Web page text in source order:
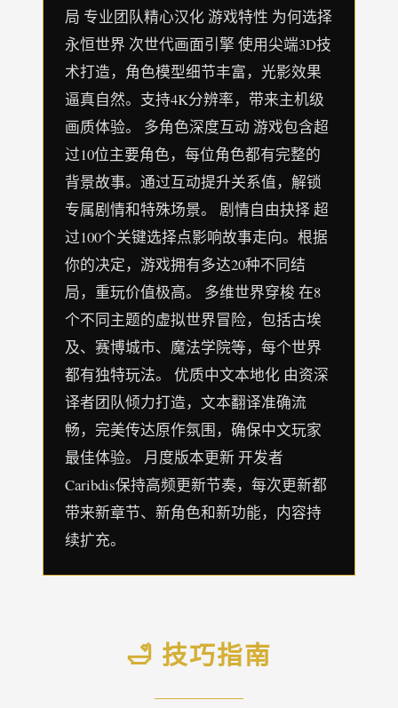
局 专业团队精心汉化 游戏特性 为何选择
永恒世界 次世代画面引擎 使用尖端3D技
术打造，角色模型细节丰富，光影效果
逼真自然。支持4K分辨率，带来主机级
画质体验。 多角色深度互动 游戏包含超
过10位主要角色，每位角色都有完整的
背景故事。通过互动提升关系值，解锁
专属剧情和特殊场景。 剧情自由抉择 超
过100个关键选择点影响故事走向。根据
你的决定，游戏拥有多达20种不同结
局，重玩价值极高。 多维世界穿梭 在8
个不同主题的虚拟世界冒险，包括古埃
及、赛博城市、魔法学院等，每个世界
都有独特玩法。 优质中文本地化 由资深
译者团队倾力打造，文本翻译准确流
畅，完美传达原作氛围，确保中文玩家
最佳体验。 月度版本更新 开发者
Caribdis保持高频更新节奏，每次更新都
带来新章节、新角色和新功能，内容持
续扩充。
🛁 技巧指南